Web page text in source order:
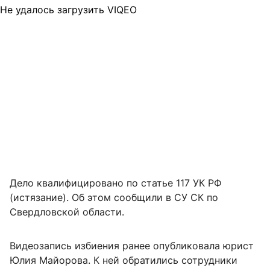
Не удалось загрузить VIQEO
Дело квалифицировано по статье 117 УК РФ
(истязание). Об этом сообщили в СУ СК по
Свердловской области.
Видеозапись избиения ранее опубликовала юрист
Юлия Майорова. К ней обратились сотрудники